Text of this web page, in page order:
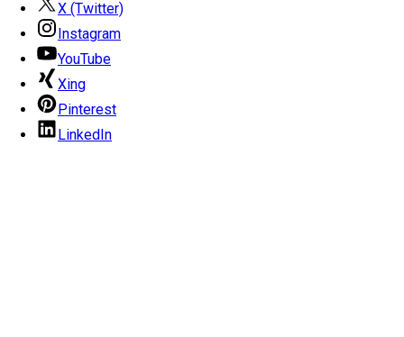
X (Twitter)
Instagram
YouTube
Xing
Pinterest
LinkedIn